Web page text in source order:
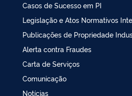
Casos de Sucesso em PI
Legislação e Atos Normativos
Publicações de Propriedade
Alerta contra Fraudes
Carta de Serviços
Comunicação
Notícias